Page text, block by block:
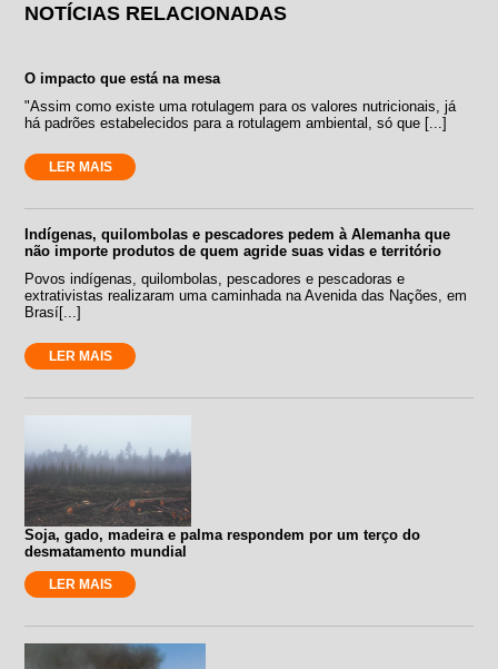
NOTÍCIAS RELACIONADAS
O impacto que está na mesa
"Assim como existe uma rotulagem para os valores nutricionais, já
há padrões estabelecidos para a rotulagem ambiental, só que [...]
LER MAIS
Indígenas, quilombolas e pescadores pedem à Alemanha que
não importe produtos de quem agride suas vidas e território
Povos indígenas, quilombolas, pescadores e pescadoras e
extrativistas realizaram uma caminhada na Avenida das Nações, em
Brasí[...]
LER MAIS
Soja, gado, madeira e palma respondem por um terço do
desmatamento mundial
LER MAIS